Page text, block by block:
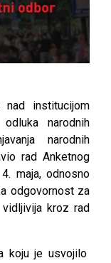
institucijom
narodnih
narodnih
rad Anketnog
maja, odnosno
odgovornost za
kroz rad
koju je usvojilo